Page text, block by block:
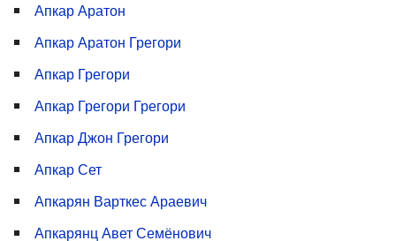
Апкар Аратон
Апкар Аратон Грегори
Апкар Грегори
Апкар Грегори Грегори
Апкар Джон Грегори
Апкар Сет
Апкарян Варткес Араевич
Апкарянц Авет Семёнович